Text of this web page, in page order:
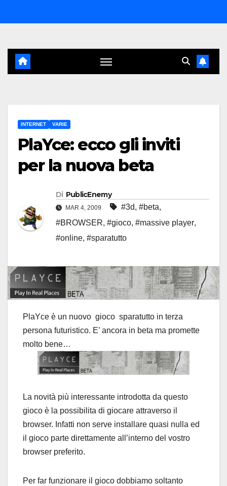
al
INTERNET VARIE
PlaYce: ecco gli inviti
per la nuova beta
Di PublicEnemy
MAR 4, 2009 #3d, #beta,
#BROWSER, #gioco, #massive player,
#online, #sparatutto
PlaYce è un nuovo gioco sparatutto in terza
persona futuristico. E’ ancora in beta ma promette
molto bene…
La novità più interessante introdotta da questo
gioco è la possibilita di giocare attraverso il
browser. Infatti non serve installare quasi nulla ed
il gioco parte direttamente all’interno del vostro
browser preferito.
Per far funzionare il gioco dobbiamo soltanto